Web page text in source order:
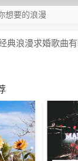
典浪漫求婚歌曲